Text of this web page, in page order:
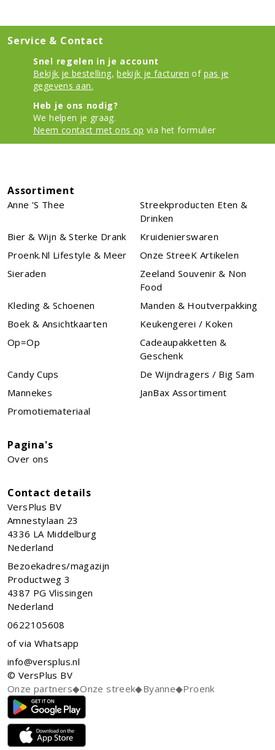
Service & Contact
Snel regelen in je account
Bekijk je bestelling, bekijk je facturen of pas je
gegevens aan.
Heb je ons nodig?
We helpen je graag.
Neem contact met ons op via het formulier
Assortiment
Anne 's Thee
Streekproducten Eten &
Drinken
Bier & Wijn & Sterke Drank
Kruidenierswaren
Proenk.nl Lifestyle & Meer
Onze StreeK Artikelen
Sieraden
Zeeland Souvenir & Non
Food
Kleding & Schoenen
Manden & Houtverpakking
Boek & Ansichtkaarten
Keukengerei / Koken
Op=Op
Cadeaupakketten &
Geschenk
Candy Cups
De Wijndragers / Big Sam
Mannekes
JanBax Assortiment
Promotiemateriaal
Pagina's
Over ons
Contact details
VersPlus BV
Amnestylaan 23
4336 LA Middelburg
Nederland
Bezoekadres/magazijn
Productweg 3
4387 PG Vlissingen
Nederland
0622105608
of via Whatsapp
info@versplus.nl
© VersPlus BV
Onze partners◆Onze streek◆Byanne◆Proenk